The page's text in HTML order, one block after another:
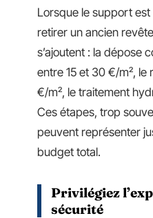
Lorsque le support est
retirer un ancien
s’ajoutent : la dépose
entre 15 et 30 €/m²,
€/m², le traitement
Ces étapes, trop
peuvent représenter
budget total.
Privilégiez
sécurité